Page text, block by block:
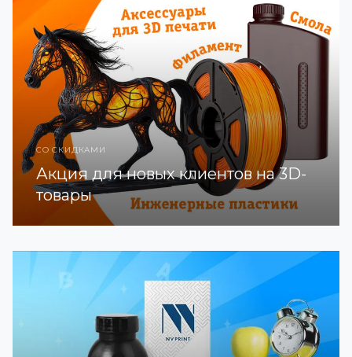
СО СКИДКАМИ
Акция для новых клиентов на 3D-
товары